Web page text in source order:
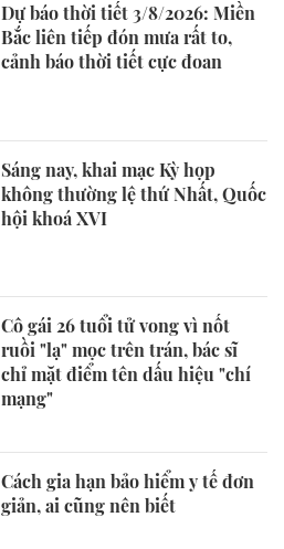
Dự báo thời tiết 3/8/2026: Miền
Bắc liên tiếp đón mưa rất to,
cảnh báo thời tiết cực đoan
Sáng nay, khai mạc Kỳ họp
không thường lệ thứ Nhất, Quốc
hội khoá XVI
Cô gái 26 tuổi tử vong vì nốt
ruồi "lạ" mọc trên trán, bác sĩ
chỉ mặt điểm tên dấu hiệu "chí
mạng"
Cách gia hạn bảo hiểm y tế đơn
giản, ai cũng nên biết